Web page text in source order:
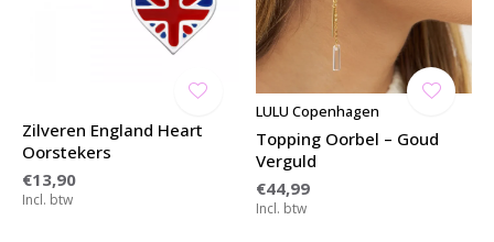
Zilveren England Heart
Oorstekers
€13,90
Incl. btw
LULU Copenhagen
Topping Oorbel – Goud
Verguld
€44,99
Incl. btw